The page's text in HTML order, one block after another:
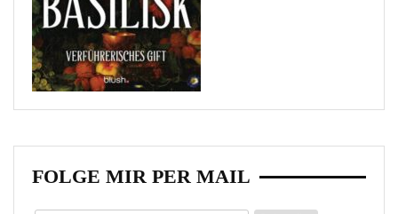
FOLGE MIR PER MAIL